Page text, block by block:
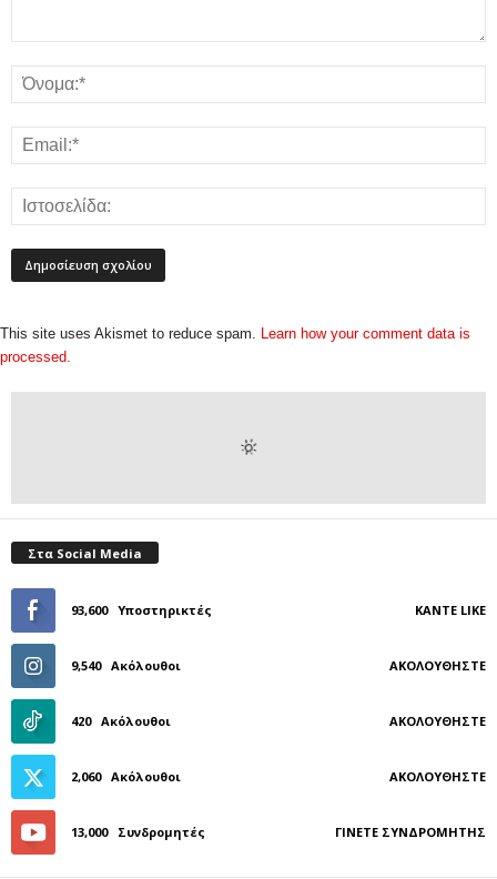
This site uses Akismet to reduce spam. Learn how your comment data is
processed.
Στα Social Media
93,600 Υποστηρικτές ΚΆΝΤΕ LIKE
9,540 Ακόλουθοι ΑΚΟΛΟΥΘΉΣΤΕ
420 Ακόλουθοι ΑΚΟΛΟΥΘΉΣΤΕ
2,060 Ακόλουθοι ΑΚΟΛΟΥΘΉΣΤΕ
13,000 Συνδρομητές ΓΊΝΕΤΕ ΣΥΝΔΡΟΜΗΤΉΣ